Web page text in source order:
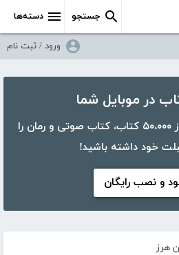
دسته‌ها جستجو
ورود / ثبت نام
با اپلیکیشن کتابراه، بیش از ۵۰،۰۰۰ کتاب، کتاب صوتی و رمان را
خود داشته باشید!
و نصب رایگان
هرز